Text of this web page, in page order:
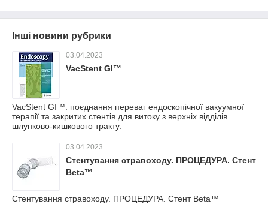
Інші новини рубрики
03.04.2023
VacStent GI™
VacStent GI™: поєднання переваг ендоскопічної вакуумної
терапії та закритих стентів для витоку з верхніх відділів
шлунково-кишкового тракту.
03.04.2023
Стентування стравоходу. ПРОЦЕДУРА. Стент
Beta™
Стентування стравоходу. ПРОЦЕДУРА. Стент Beta™